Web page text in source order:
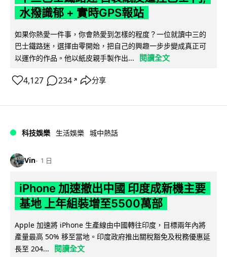
水撥識郁 + 實時GPS報站
如果你熱愛一件事，你會熱愛到怎樣的程度？一位就讀中三的
巴士鐵路迷，選擇由零開始，把自己的興趣一步步變成真正可
以運作的作品。他以紙皮親手製作出...
閱讀全文
4,127 234 ↗ 分享
科技娛樂 生活娛樂 城中熱話
Vin 1 日
iPhone 加速撤出中國 印度成新機主要
基地 上年組裝增至5500萬部
Apple 加速將 iPhone 生產線由中國轉往印度，目標兩年內將
產量最高 50% 移至當地。印度政府推出關稅豁免及稅務優惠延
長至 204...
閱讀全文